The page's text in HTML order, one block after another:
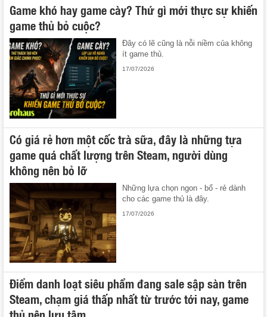
Game khó hay game cày? Thứ gì mới thực sự khiến
game thủ bỏ cuộc?
Đây có lẽ cũng là nỗi niềm của không
ít game thủ.
17/07/2026
Có giá rẻ hơn một cốc trà sữa, đây là những tựa
game quá chất lượng trên Steam, người dùng
không nên bỏ lỡ
Những lựa chọn ngon - bổ - rẻ dành
cho các game thủ là đây.
17/07/2026
Điểm danh loạt siêu phẩm đang sale sập sàn trên
Steam, chạm giá thấp nhất từ trước tới nay, game